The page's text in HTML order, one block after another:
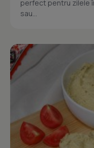
perfect pentru zilele
sau...